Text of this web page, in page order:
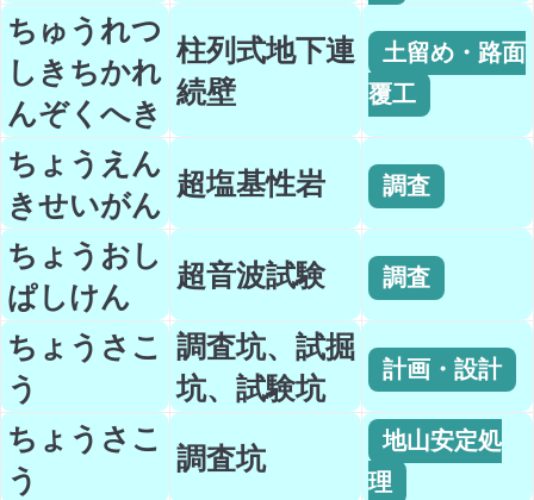
ちゅうれつ
しきちかれ
んぞくへき
柱列式地下連
続壁
土留め・路面
覆工
ちょうえん
きせいがん
超塩基性岩 調査
ちょうおし
ぱしけん
超音波試験 調査
ちょうさこ
う
調査坑、試掘
坑、試験坑
計画・設計
ちょうさこ
う
調査坑
地山安定処
理